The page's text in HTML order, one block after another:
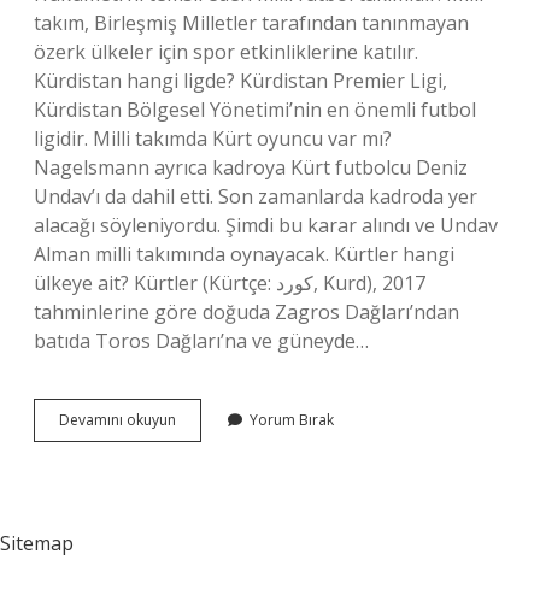
takım, Birleşmiş Milletler tarafından tanınmayan
özerk ülkeler için spor etkinliklerine katılır.
Kürdistan hangi ligde? Kürdistan Premier Ligi,
Kürdistan Bölgesel Yönetimi’nin en önemli futbol
ligidir. Milli takımda Kürt oyuncu var mı?
Nagelsmann ayrıca kadroya Kürt futbolcu Deniz
Undav’ı da dahil etti. Son zamanlarda kadroda yer
alacağı söyleniyordu. Şimdi bu karar alındı ​​ve Undav
Alman milli takımında oynayacak. Kürtler hangi
ülkeye ait? Kürtler (Kürtçe: کورد, Kurd), 2017
tahminlerine göre doğuda Zagros Dağları’ndan
batıda Toros Dağları’na ve güneyde…
Devamını okuyun
Hangi
Yorum Bırak
Sitemap